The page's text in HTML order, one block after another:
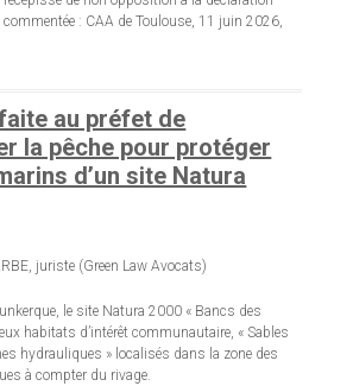
: CAA de Toulouse, 11 juin 2026,
au préfet de
la pêche pour protéger
d’un site Natura
juriste (Green Law Avocats)
le site Natura 2000 « Bancs des
habitats d’intérêt communautaire, « Sables
hydrauliques » localisés dans la zone des
à compter du rivage.